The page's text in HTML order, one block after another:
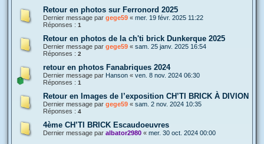
Retour en photos sur Ferronord 2025
Dernier message par gege59 « mer. 19 févr. 2025 11:22
Réponses : 1
Retour en photos de la ch'ti brick Dunkerque 2025
Dernier message par gege59 « sam. 25 janv. 2025 16:54
Réponses : 2
retour en photos Fanabriques 2024
Dernier message par Hanson « ven. 8 nov. 2024 06:30
Réponses : 1
Retour en Images de l’exposition CH’TI BRICK À DIVION
Dernier message par gege59 « sam. 2 nov. 2024 10:35
Réponses : 4
4ème CH’TI BRICK Escaudoeuvres
Dernier message par albator2980 « mer. 30 oct. 2024 00:00